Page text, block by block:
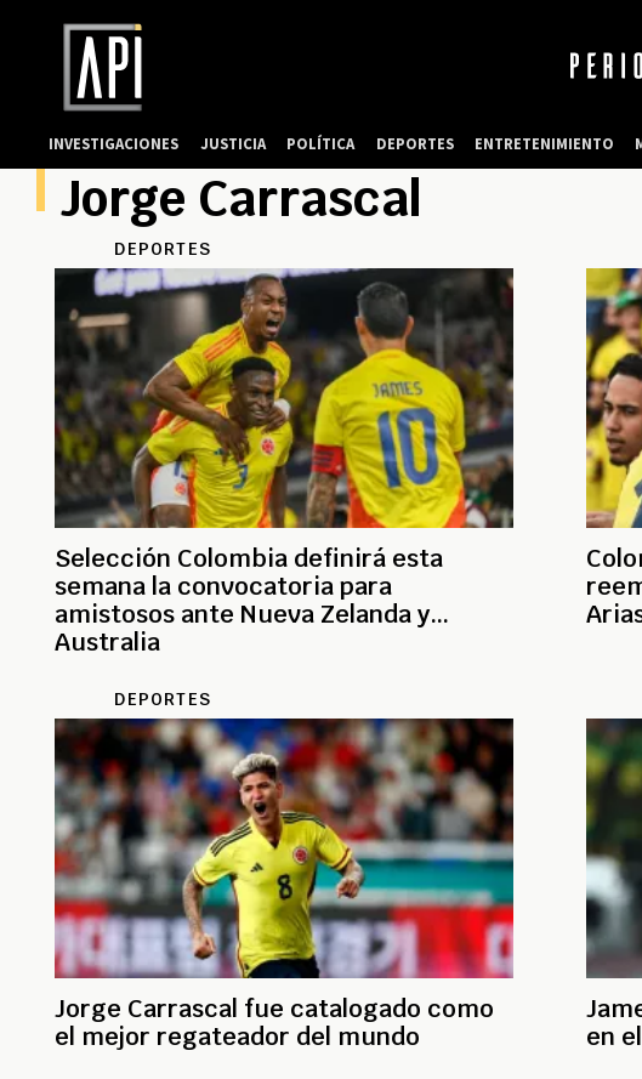
Jorge Carrascal
DEPORTES
Selección Colombia definirá esta
semana la convocatoria para
amistosos ante Nueva Zelanda y
Australia
DEPORTES
Jorge Carrascal fue catalogado como
el mejor regateador del mundo
en
INVESTIGACIONES JUSTICIA POLÍTICA DEPORTES ENTRETENIMIENTO